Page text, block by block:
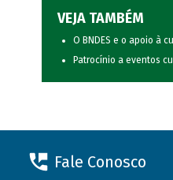
VEJA TAMBÉM
O BNDES e o apoio à
Patrocínio a eventos
Fale Conosco